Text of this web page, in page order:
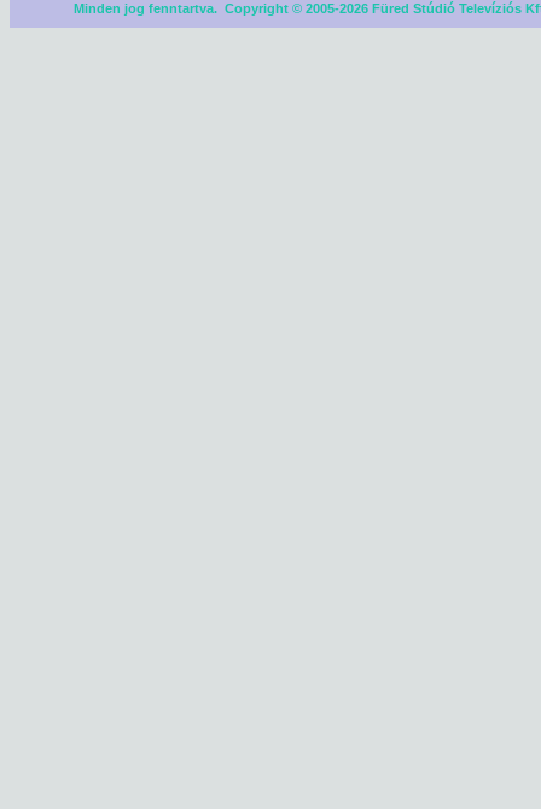
Minden jog fenntartva. Copyright © 2005-2026 Füred Stúdió Televíziós